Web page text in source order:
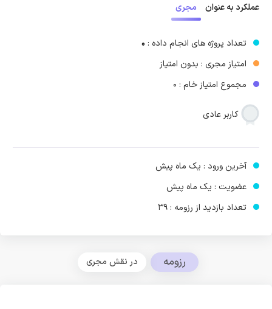
عملکرد به عنوان مجری
تعداد پروژه های انجام داده : 0
امتیاز مجری : بدون امتیاز
مجموع امتیاز خام : 0
کاربر عادی
آخرین ورود : یک ماه پیش
عضویت : یک ماه پیش
تعداد بازدید از رزومه : 39
رزومه در نقش مجری